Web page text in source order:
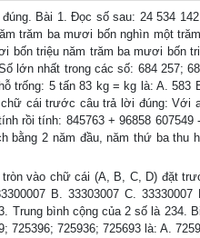
Bài 1. Đọc số sau: 24 534
trăm ba mươi bốn nghìn một
bốn triệu năm trăm ba mươi bốn
lớn nhất trong các số: 684 257;
trống: 5 tấn 83 kg = kg là: A. 583
cái trước câu trả lời đúng:
rồi tính: 845763 + 96858 607549
bằng 2 năm đầu, năm thứ ba thu
vào chữ cái (A, B, C, D) đặt
B. 33303007 C.
Trung bình cộng của 2 số là
725936; 725693 là: A.